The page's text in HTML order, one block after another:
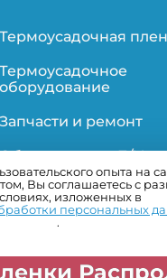
опыта на
Вы соглашаетесь с
изложенных в
персональных
.
Термоусадочная
Термоусадочное
оборудование
Запчасти и ремонт
Оборудование Б/У